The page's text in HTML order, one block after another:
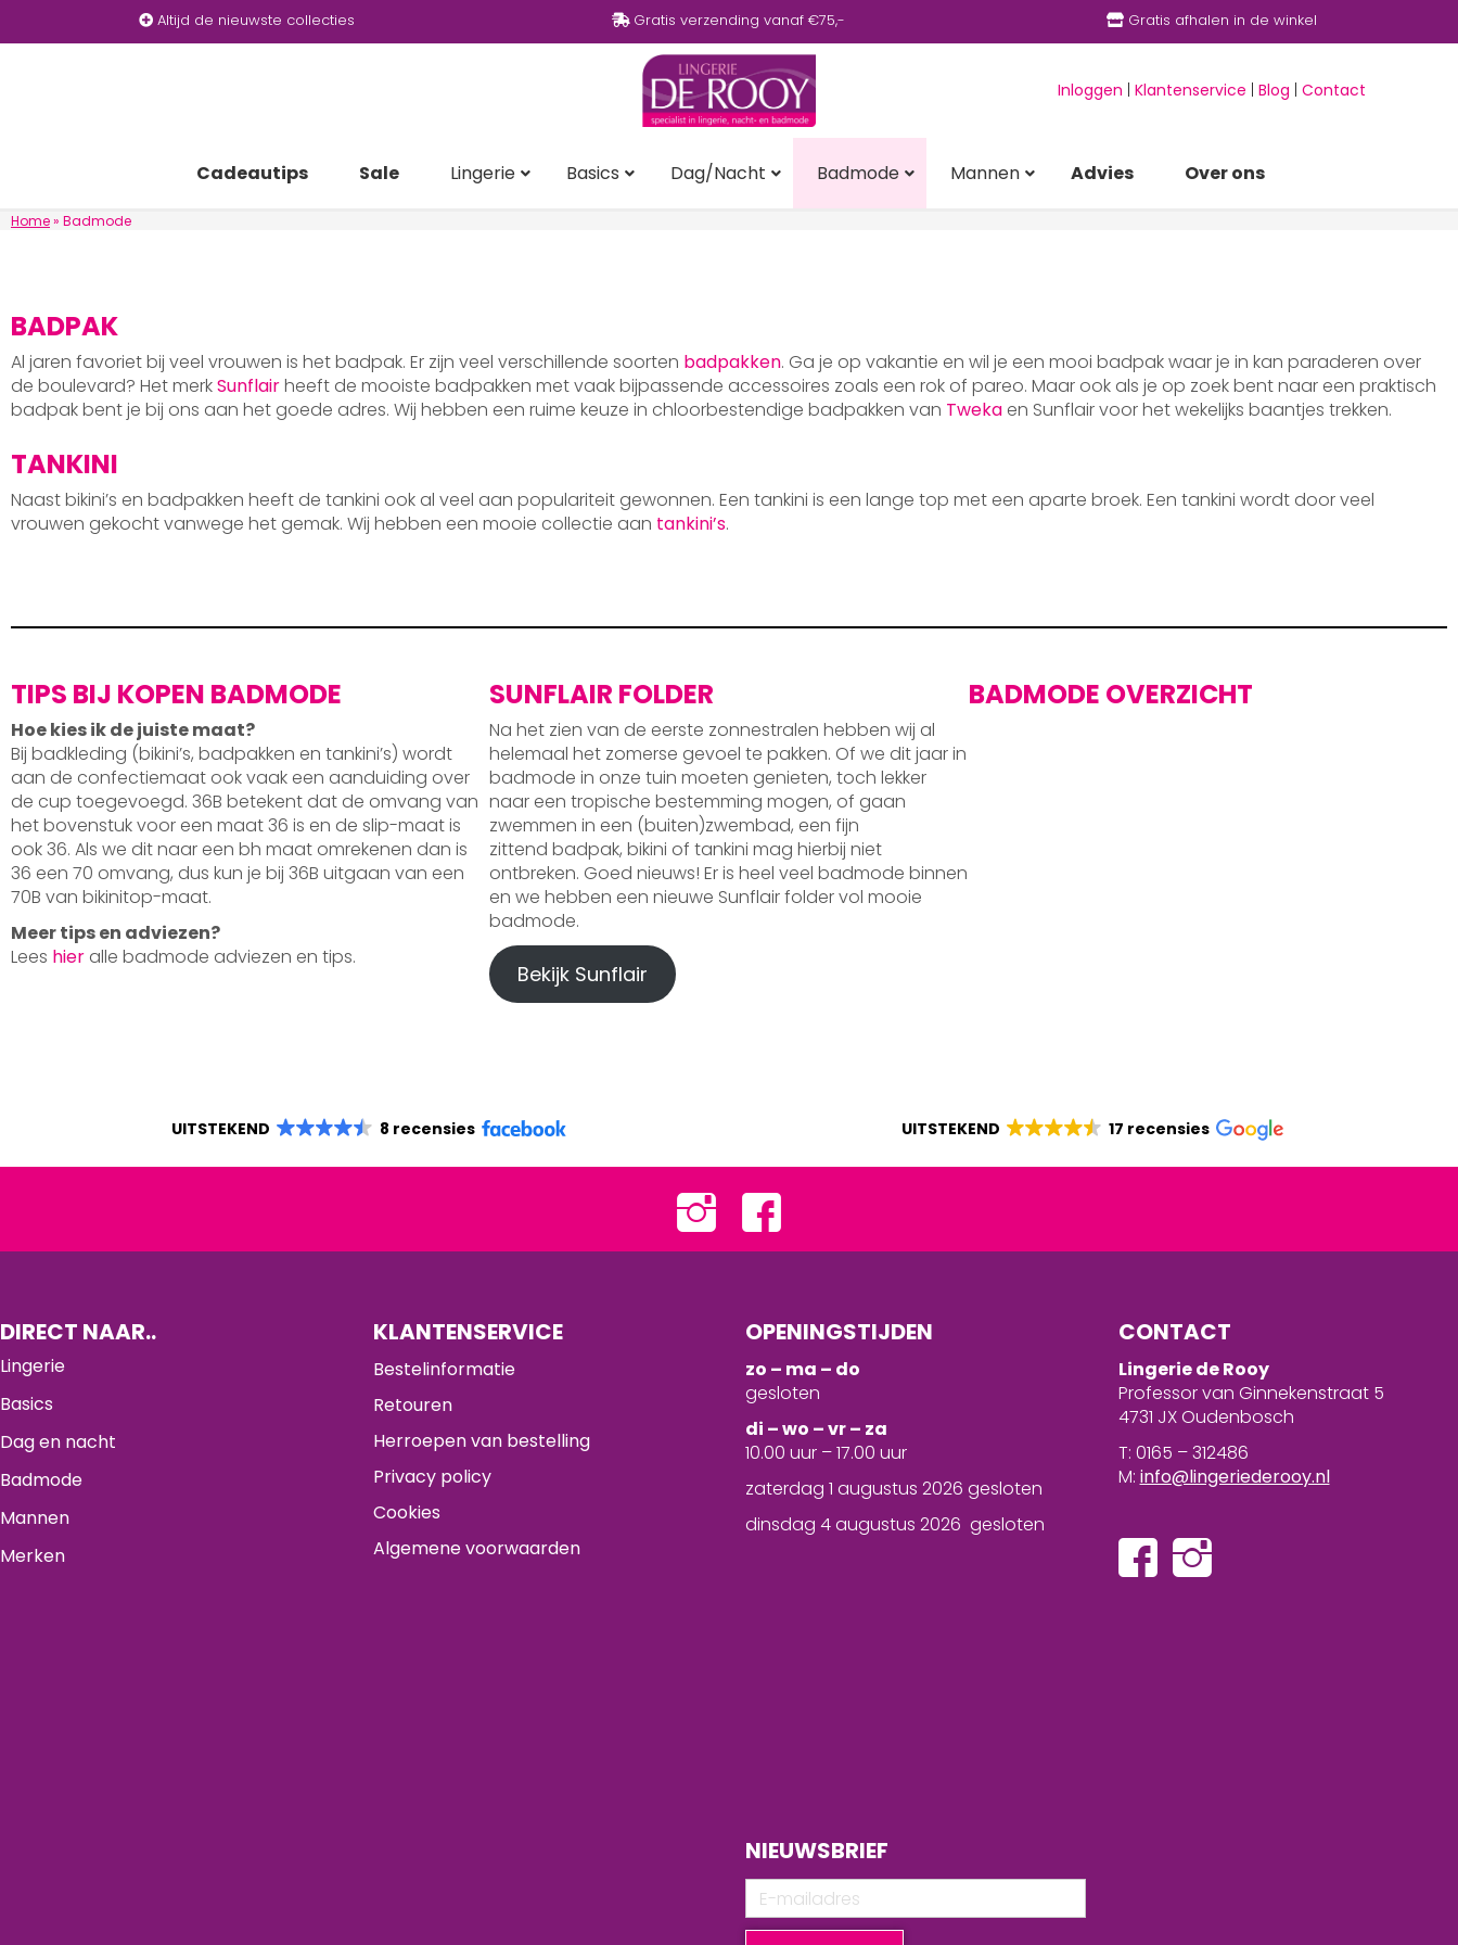
Altijd de nieuwste collecties Gratis verzending vanaf €75,- Gratis afhalen in de winkel
Inloggen Klantenservice Blog Contact
Cadeautips Sale Lingerie Basics Dag/Nacht Badmode Mannen Advies Over ons
Home» Badmode
BADPAK
Al jaren favoriet bij veel vrouwen is het badpak. Er zijn veel verschillende soorten badpakken. Ga je op vakantie en wil je een mooi badpak waar je in kan paraderen over
de boulevard? Het merkSunflairheeft de mooiste badpakken met vaak bijpassende accessoires zoals een rok of pareo. Maar ook als je op zoek bent naar een praktisch
badpak bent je bij ons aan het goede adres. Wij hebben een ruime keuze in chloorbestendige badpakken van Tweka en Sunflair voor het wekelijks baantjes trekken.
TANKINI
Naast bikini’s en badpakken heeft de tankini ook al veel aan populariteit gewonnen. Een tankini is een lange top met een aparte broek. Een tankini wordt door veel
vrouwen gekocht vanwege het gemak. Wij hebben een mooie collectie aan tankini’s.
TIPS BIJ KOPEN BADMODE
Hoe kies ik de juiste maat?
Bij badkleding (bikini’s, badpakken en tankini’s) wordt
aan de confectiemaat ook vaak een aanduiding over
de cup toegevoegd. 36B betekent dat de omvang van
het bovenstuk voor een maat 36 is en de slip-maat is
ook 36. Als we dit naar een bh maat omrekenen dan is
36 een 70 omvang, dus kun je bij 36B uitgaan van een
70B van bikinitop-maat.
Meer tips en adviezen?
Lees hier alle badmode adviezen en tips.
SUNFLAIR FOLDER
Na het zien van de eerste zonnestralen hebben wij al
helemaal het zomerse gevoel te pakken. Of we dit jaar in
badmode in onze tuin moeten genieten, toch lekker
naar een tropische bestemming mogen, of gaan
zwemmen in een (buiten)zwembad, een fijn
zittend badpak, bikini of tankini mag hierbij niet
ontbreken. Goed nieuws! Er is heel veel badmode binnen
en we hebben een nieuwe Sunflair folder vol mooie
badmode.
Bekijk Sunflair
BADMODE OVERZICHT
UITSTEKEND 8 recensies UITSTEKEND 17 recensies
DIRECT NAAR..
Lingerie
Basics
Dag en nacht
Badmode
Mannen
Merken
KLANTENSERVICE
Bestelinformatie
Retouren
Herroepen van bestelling
Privacy policy
Cookies
Algemene voorwaarden
OPENINGSTIJDEN
zo – ma – do
gesloten
di – wo – vr – za
10.00 uur – 17.00 uur
zaterdag 1 augustus 2026 gesloten
dinsdag 4 augustus 2026 gesloten
NIEUWSBRIEF
CONTACT
Lingerie de Rooy
Professor van Ginnekenstraat 5
4731 JX Oudenbosch
T: 0165 – 312486
M: info@lingeriederooy.nl